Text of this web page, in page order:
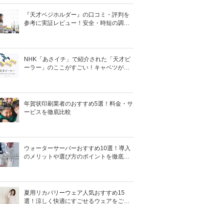
『天才ベジホルダー』の口コミ・評判を
参考に実証レビュー！安全・時短の調理
NHK「あさイチ」で紹介された「天才ピ
ーラー」のここがすごい！キャベツがほ
年賀状印刷業者のおすすめ5選！料金・サ
ービスを徹底比較
ウォーターサーバーおすすめ10選！導入
のメリットや選び方のポイントを徹底解
夏用リカバリーウェア人気おすすめ15
選！涼しく快適にすごせるウェアをご紹